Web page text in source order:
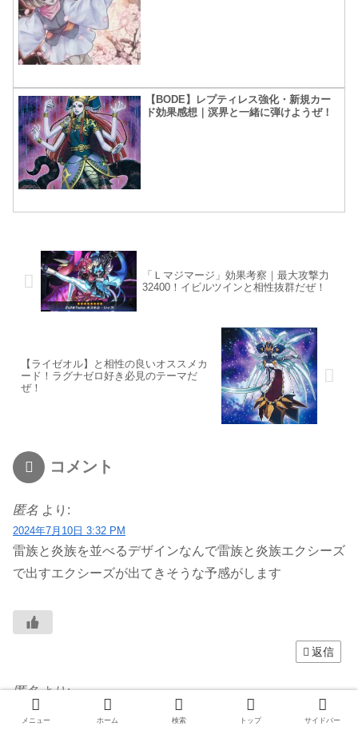
【BODE】レプティレス強化・新規カー
ド効果感想｜溟界と一緒に弾けようぜ！
「Ｌマジマージ」効果考察｜最大攻撃力
32400！イビルツインと相性抜群だぜ！
【ライゼオル】と相性の良いオススメカ
ード！ラグナゼロ好き必見のテーマだ
ぜ！
コメント
匿名 より:
2024年7月10日 3:32 PM
雷族と炎族を並べるデザインなんで雷族と炎族エクシーズ
で出すエクシーズが出てきそうな予感がします
返信
匿名 より:
2024年7月10日 5:11 PM
メニュー ホーム 検索 トップ サイドバー